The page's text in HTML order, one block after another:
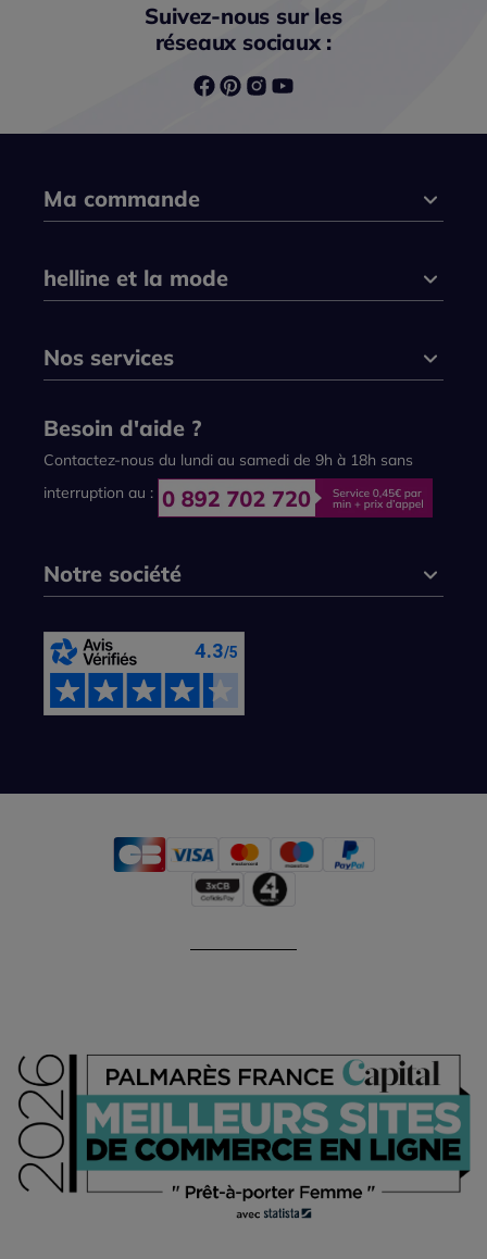
Suivez-nous sur les
réseaux sociaux :
Ma commande
helline et la mode
Nos services
Besoin d'aide ?
Contactez-nous du lundi au samedi de 9h à 18h sans
interruption au :
Notre société